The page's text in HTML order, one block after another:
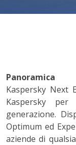
Panoramica
Kaspersky Next
Kaspersky
generazione.
Optimum ed
aziende di